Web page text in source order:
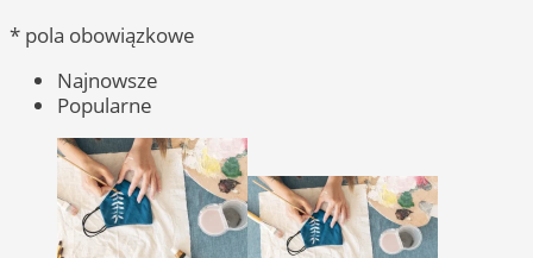
* pola obowiązkowe
Najnowsze
Popularne